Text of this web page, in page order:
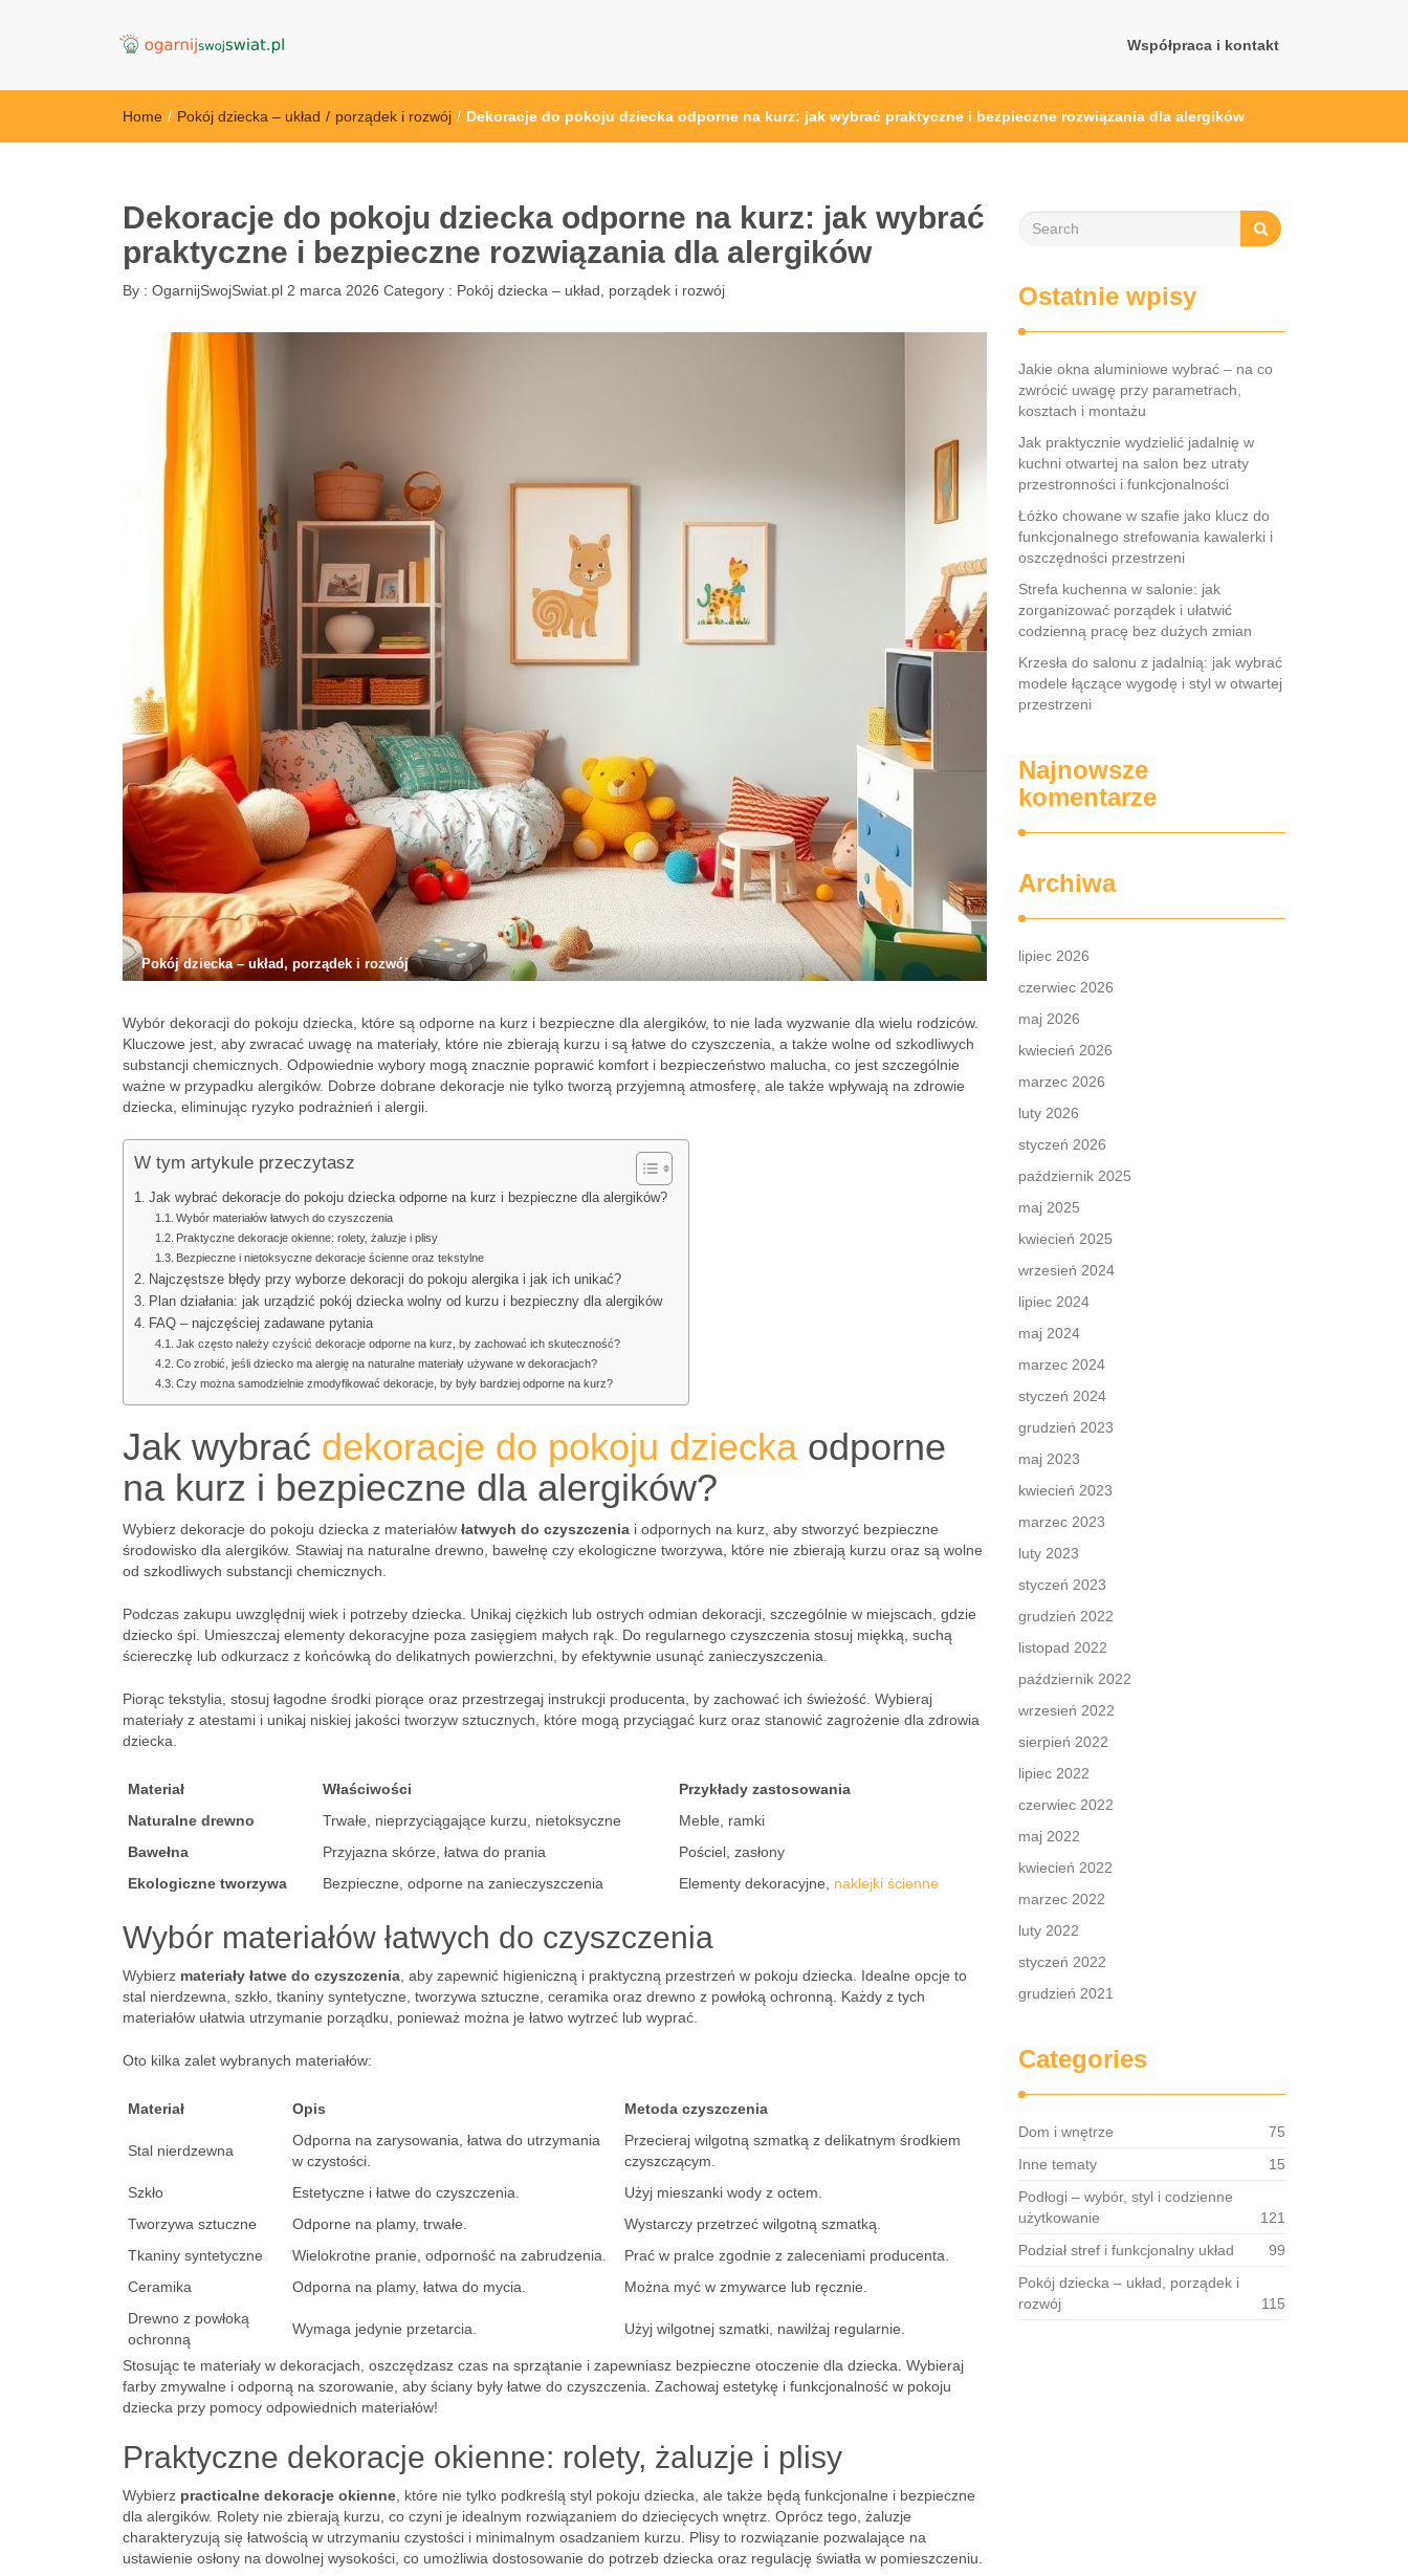
Współpraca i kontakt
Home / Pokój dziecka – układ / porządek i rozwój / Dekoracje do pokoju dziecka odporne na kurz: jak wybrać praktyczne i bezpieczne rozwiązania dla alergików
Dekoracje do pokoju dziecka odporne na kurz: jak wybrać
praktyczne i bezpieczne rozwiązania dla alergików
By : OgarnijSwojSwiat.pl 2 marca 2026 Category : Pokój dziecka – układ, porządek i rozwój
Pokój dziecka – układ, porządek i rozwój
Wybór dekoracji do pokoju dziecka, które są odporne na kurz i bezpieczne dla alergików, to nie lada wyzwanie dla wielu rodziców.
Kluczowe jest, aby zwracać uwagę na materiały, które nie zbierają kurzu i są łatwe do czyszczenia, a także wolne od szkodliwych
substancji chemicznych. Odpowiednie wybory mogą znacznie poprawić komfort i bezpieczeństwo malucha, co jest szczególnie
ważne w przypadku alergików. Dobrze dobrane dekoracje nie tylko tworzą przyjemną atmosferę, ale także wpływają na zdrowie
dziecka, eliminując ryzyko podrażnień i alergii.
W tym artykule przeczytasz
Jak wybrać dekoracje do pokoju dziecka odporne na kurz i bezpieczne dla alergików?
Wybór materiałów łatwych do czyszczenia
Praktyczne dekoracje okienne: rolety, żaluzje i plisy
Bezpieczne i nietoksyczne dekoracje ścienne oraz tekstylne
Najczęstsze błędy przy wyborze dekoracji do pokoju alergika i jak ich unikać?
Plan działania: jak urządzić pokój dziecka wolny od kurzu i bezpieczny dla alergików
FAQ – najczęściej zadawane pytania
Jak często należy czyścić dekoracje odporne na kurz, by zachować ich skuteczność?
Co zrobić, jeśli dziecko ma alergię na naturalne materiały używane w dekoracjach?
Czy można samodzielnie zmodyfikować dekoracje, by były bardziej odporne na kurz?
Jak wybrać dekoracje do pokoju dziecka odporne
na kurz i bezpieczne dla alergików?
Wybierz dekoracje do pokoju dziecka z materiałów łatwych do czyszczenia i odpornych na kurz, aby stworzyć bezpieczne
środowisko dla alergików. Stawiaj na naturalne drewno, bawełnę czy ekologiczne tworzywa, które nie zbierają kurzu oraz są wolne
od szkodliwych substancji chemicznych.
Podczas zakupu uwzględnij wiek i potrzeby dziecka. Unikaj ciężkich lub ostrych odmian dekoracji, szczególnie w miejscach, gdzie
dziecko śpi. Umieszczaj elementy dekoracyjne poza zasięgiem małych rąk. Do regularnego czyszczenia stosuj miękką, suchą
ściereczkę lub odkurzacz z końcówką do delikatnych powierzchni, by efektywnie usunąć zanieczyszczenia.
Piorąc tekstylia, stosuj łagodne środki piorące oraz przestrzegaj instrukcji producenta, by zachować ich świeżość. Wybieraj
materiały z atestami i unikaj niskiej jakości tworzyw sztucznych, które mogą przyciągać kurz oraz stanowić zagrożenie dla zdrowia
dziecka.
Materiał Właściwości
Przykłady zastosowania
Naturalne drewno
Trwałe, nieprzyciągające kurzu, nietoksyczne
Meble, ramki
Bawełna
Przyjazna skórze, łatwa do prania
Pościel, zasłony
Ekologiczne tworzywa
Bezpieczne, odporne na zanieczyszczenia Elementy dekoracyjne, naklejki ścienne
Wybór materiałów łatwych do czyszczenia
Wybierz materiały łatwe do czyszczenia , aby zapewnić higieniczną i praktyczną przestrzeń w pokoju dziecka. Idealne opcje to
stal nierdzewna, szkło, tkaniny syntetyczne, tworzywa sztuczne, ceramika oraz drewno z powłoką ochronną. Każdy z tych
materiałów ułatwia utrzymanie porządku, ponieważ można je łatwo wytrzeć lub wyprać.
Oto kilka zalet wybranych materiałów:
Materiał Opis Metoda czyszczenia
Stal nierdzewna
Odporna na zarysowania, łatwa do utrzymania
w czystości.
Przecieraj wilgotną szmatką z delikatnym środkiem
czyszczącym.
Szkło
Estetyczne i łatwe do czyszczenia.
Użyj mieszanki wody z octem.
Tworzywa sztuczne
Odporne na plamy, trwałe.
Wystarczy przetrzeć wilgotną szmatką.
Tkaniny syntetyczne
Wielokrotne pranie, odporność na zabrudzenia.
Prać w pralce zgodnie z zaleceniami producenta.
Ceramika
Odporna na plamy, łatwa do mycia.
Można myć w zmywarce lub ręcznie.
Drewno z powłoką
ochronną
Wymaga jedynie przetarcia. Użyj wilgotnej szmatki, nawilżaj regularnie.
Stosując te materiały w dekoracjach, oszczędzasz czas na sprzątanie i zapewniasz bezpieczne otoczenie dla dziecka. Wybieraj
farby zmywalne i odporną na szorowanie, aby ściany były łatwe do czyszczenia. Zachowaj estetykę i funkcjonalność w pokoju
dziecka przy pomocy odpowiednich materiałów!
Praktyczne dekoracje okienne: rolety, żaluzje i plisy
Wybierz practicalne dekoracje okienne , które nie tylko podkreślą styl pokoju dziecka, ale także będą funkcjonalne i bezpieczne
dla alergików. Rolety nie zbierają kurzu, co czyni je idealnym rozwiązaniem do dziecięcych wnętrz. Oprócz tego, żaluzje
charakteryzują się łatwością w utrzymaniu czystości i minimalnym osadzaniem kurzu. Plisy to rozwiązanie pozwalające na
ustawienie osłony na dowolnej wysokości, co umożliwia dostosowanie do potrzeb dziecka oraz regulację światła w pomieszczeniu.
Ostatnie wpisy
Jakie okna aluminiowe wybrać – na co
zwrócić uwagę przy parametrach,
kosztach i montażu
Jak praktycznie wydzielić jadalnię w
kuchni otwartej na salon bez utraty
przestronności i funkcjonalności
Łóżko chowane w szafie jako klucz do
funkcjonalnego strefowania kawalerki i
oszczędności przestrzeni
Strefa kuchenna w salonie: jak
zorganizować porządek i ułatwić
codzienną pracę bez dużych zmian
Krzesła do salonu z jadalnią: jak wybrać
modele łączące wygodę i styl w otwartej
przestrzeni
Najnowsze
komentarze
Archiwa
lipiec 2026
czerwiec 2026
maj 2026
kwiecień 2026
marzec 2026
luty 2026
styczeń 2026
październik 2025
maj 2025
kwiecień 2025
wrzesień 2024
lipiec 2024
maj 2024
marzec 2024
styczeń 2024
grudzień 2023
maj 2023
kwiecień 2023
marzec 2023
luty 2023
styczeń 2023
grudzień 2022
listopad 2022
październik 2022
wrzesień 2022
sierpień 2022
lipiec 2022
czerwiec 2022
maj 2022
kwiecień 2022
marzec 2022
luty 2022
styczeń 2022
grudzień 2021
Categories
Dom i wnętrze
75
Inne tematy
15
Podłogi – wybór, styl i codzienne
użytkowanie
121
Podział stref i funkcjonalny układ
99
Pokój dziecka – układ, porządek i
rozwój
115